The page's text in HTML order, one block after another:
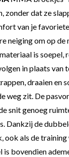
zonder dat ze
van je
neiging om op de
is soepel,
in plaats van
draaien en
weg zit. De
snit genoeg
Dankzij de
ook als de
bovendien